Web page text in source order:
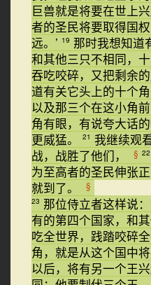
巨兽就是将要在世上
者的圣民将要取得国
远。’ 19 那时我想知道
和其他三只不相同，
吞吃咬碎，又把剩余
道有关它头上的十个
以及那三个在这小角
角有眼，有说夸大话
更威猛。
21 我继续观
战，战胜了他们，
§ 22
为至高者的圣民伸张
就到了。
§
23 那位侍立者这样说
有的第四个国家，和
吃全世界，践踏咬碎全
角，就是从这个国中
以后，将有另一个王